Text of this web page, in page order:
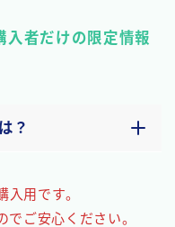
入者だけの限定情報
？
入用です。
ご安心ください。